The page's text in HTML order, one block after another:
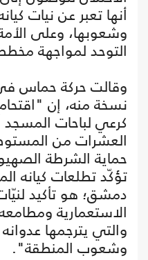
أنها تعبر عن نيات
وشعوبها، وعلى
التوحد لمواجهة
وقالت حركة حماس
نسخة منه، إن
كرعي لباحات
العشرات من
حماية الشرطة
تؤكّد تطلعات كيانه
دمشق؛ هو تأكيد
الاستعمارية
والتي يترجمها
وشعوب المنطقة".